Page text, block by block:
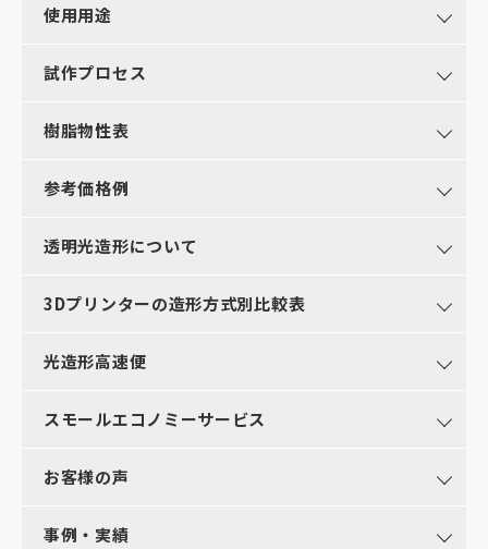
使用用途
試作プロセス
樹脂物性表
参考価格例
透明光造形について
3Dプリンターの造形方式別比較表
光造形高速便
スモールエコノミーサービス
お客様の声
事例・実績